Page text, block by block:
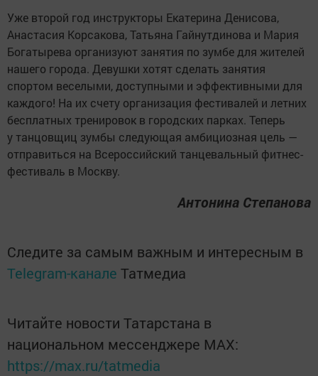
Уже второй год инструкторы Екатерина Денисова,
Анастасия Корсакова, Татьяна Гайнутдинова и Мария
Богатырева организуют занятия по зумбе для жителей
нашего города. Девушки хотят сделать занятия
спортом веселыми, доступными и эффективными для
каждого! На их счету организация фестивалей и летних
бесплатных тренировок в городских парках. Теперь
у танцовщиц зумбы следующая амбициозная цель —
отправиться на Всероссийский танцевальный фитнес-
фестиваль в Москву.
Антонина Степанова
Следите за самым важным и интересным в
Telegram-канале Татмедиа
Читайте новости Татарстана в
национальном мессенджере MАХ:
https://max.ru/tatmedia